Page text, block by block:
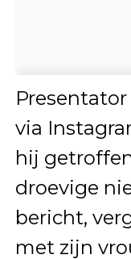
via
hij
droevige
bericht,
met zijn